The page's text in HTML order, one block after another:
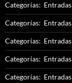
Categorías:
Categorías:
Categorías: Entradas
Categorías:
Categorías: